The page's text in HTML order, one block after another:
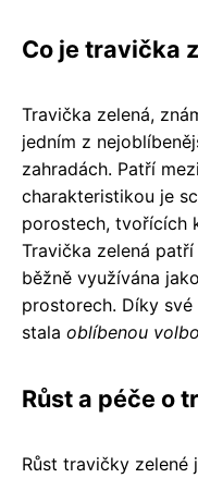
Co je travička
Travička zelená,
jedním z
zahradách. Patří
charakteristikou je
porostech, tvořících
Travička zelená
běžně využívána
prostorech. Díky
stala oblíbenou
Růst a péče o
Růst travičky zelené